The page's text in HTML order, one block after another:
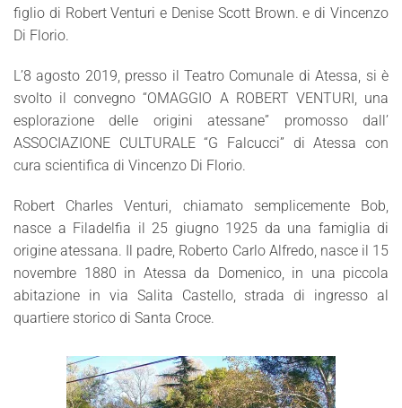
figlio di Robert Venturi e Denise Scott Brown. e di Vincenzo
Di Florio.
L’8 agosto 2019, presso il Teatro Comunale di Atessa, si è
svolto il convegno “OMAGGIO A ROBERT VENTURI, una
esplorazione delle origini atessane” promosso dall’
ASSOCIAZIONE CULTURALE “G Falcucci” di Atessa con
cura scientifica di Vincenzo Di Florio.
Robert Charles Venturi, chiamato semplicemente Bob,
nasce a Filadelfia il 25 giugno 1925 da una famiglia di
origine atessana. Il padre, Roberto Carlo Alfredo, nasce il 15
novembre 1880 in Atessa da Domenico, in una piccola
abitazione in via Salita Castello, strada di ingresso al
quartiere storico di Santa Croce.